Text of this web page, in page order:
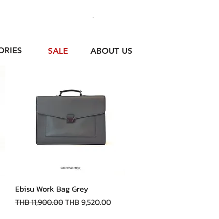
SALE ABOUT US
快速瀏覽
Ebisu Work Bag Grey
一般價格
THB 11,900.00促銷價格
THB 9,520.00